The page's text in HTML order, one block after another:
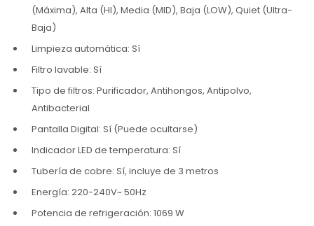
(Máxima), Alta (HI), Media (MID), Baja (LOW), Quiet (Ultra-
Baja)
Limpieza automática: Sí
Filtro lavable: Sí
Tipo de filtros: Purificador, Antihongos, Antipolvo,
Antibacterial
Pantalla Digital: Sí (Puede ocultarse)
Indicador LED de temperatura: Sí
Tubería de cobre: Sí, incluye de 3 metros
Energía: 220-240V~ 50Hz
Potencia de refrigeración: 1069 W